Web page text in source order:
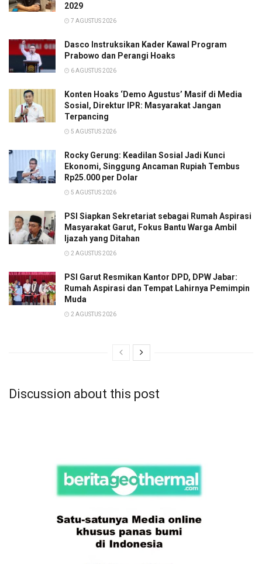
2029
7 AGUSTUS 2026
Dasco Instruksikan Kader Kawal Program
Prabowo dan Perangi Hoaks
6 AGUSTUS 2026
Konten Hoaks ‘Demo Agustus’ Masif di Media
Sosial, Direktur IPR: Masyarakat Jangan
Terpancing
5 AGUSTUS 2026
Rocky Gerung: Keadilan Sosial Jadi Kunci
Ekonomi, Singgung Ancaman Rupiah Tembus
Rp25.000 per Dolar
5 AGUSTUS 2026
PSI Siapkan Sekretariat sebagai Rumah Aspirasi
Masyarakat Garut, Fokus Bantu Warga Ambil
Ijazah yang Ditahan
2 AGUSTUS 2026
PSI Garut Resmikan Kantor DPD, DPW Jabar:
Rumah Aspirasi dan Tempat Lahirnya Pemimpin
Muda
2 AGUSTUS 2026
Discussion about this post